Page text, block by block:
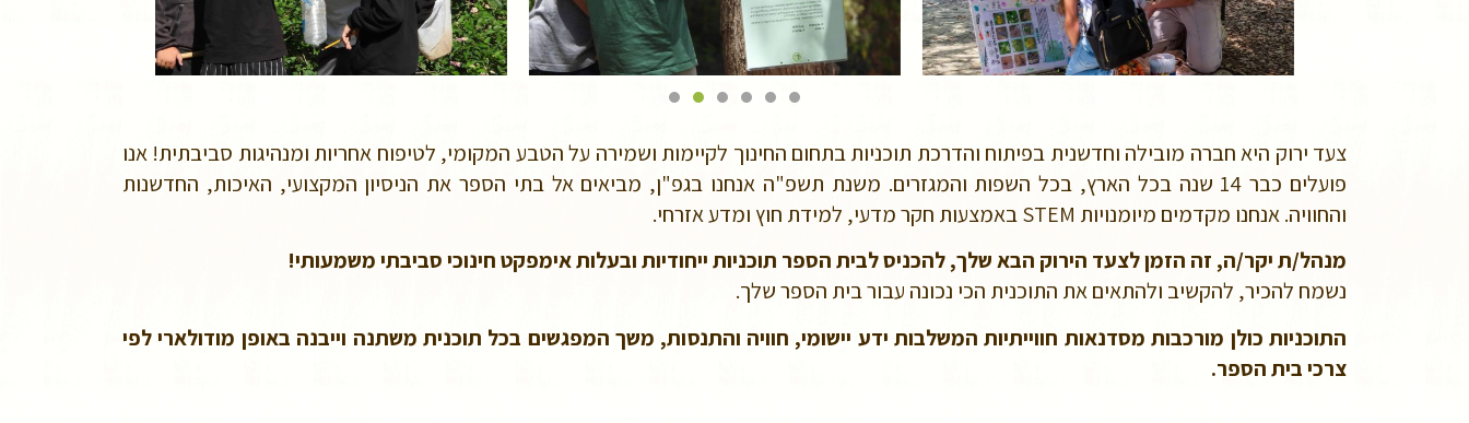
צעד ירוק היא חברה מובילה וחדשנית בפיתוח והדרכת תוכניות בתחום החינוך לקיימות ושמירה על הטבע המקומי, לטיפוח אחריות ומנהיגות סביבתית! אנו
פועלים כבר 14 שנה בכל הארץ, בכל השפות והמגזרים. משנת תשפ"ה אנחנו בגפ"ן, מביאים אל בתי הספר את הניסיון המקצועי, האיכות, החדשנות
והחוויה. אנחנו מקדמים מיומנויות STEM באמצעות חקר מדעי, למידת חוץ ומדע אזרחי.
מנהל/ת יקר/ה, זה הזמן לצעד הירוק הבא שלך, להכניס לבית הספר תוכניות ייחודיות ובעלות אימפקט חינוכי סביבתי משמעותי!
נשמח להכיר, להקשיב ולהתאים את התוכנית הכי נכונה עבור בית הספר שלך.
התוכניות כולן מורכבות מסדנאות חווייתיות המשלבות ידע יישומי, חוויה והתנסות, משך המפגשים בכל תוכנית משתנה וייבנה באופן מודולארי לפי
צרכי בית הספר.